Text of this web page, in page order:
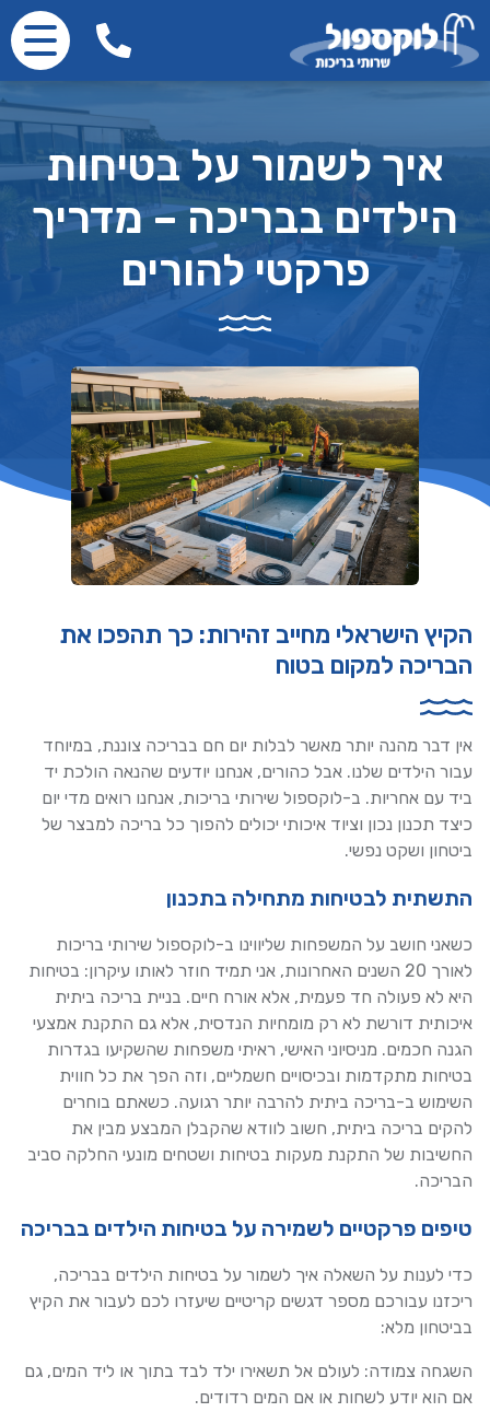
איך לשמור על בטיחות
הילדים בבריכה – מדריך
פרקטי להורים
הקיץ הישראלי מחייב זהירות: כך תהפכו את
הבריכה למקום בטוח
אין דבר מהנה יותר מאשר לבלות יום חם בבריכה צוננת, במיוחד
עבור הילדים שלנו. אבל כהורים, אנחנו יודעים שהנאה הולכת יד
ביד עם אחריות. ב-לוקספול שירותי בריכות, אנחנו רואים מדי יום
כיצד תכנון נכון וציוד איכותי יכולים להפוך כל בריכה למבצר של
ביטחון ושקט נפשי.
התשתית לבטיחות מתחילה בתכנון
כשאני חושב על המשפחות שליווינו ב-לוקספול שירותי בריכות
לאורך 20 השנים האחרונות, אני תמיד חוזר לאותו עיקרון: בטיחות
היא לא פעולה חד פעמית, אלא אורח חיים. בניית בריכה ביתית
איכותית דורשת לא רק מומחיות הנדסית, אלא גם התקנת אמצעי
הגנה חכמים. מניסיוני האישי, ראיתי משפחות שהשקיעו בגדרות
בטיחות מתקדמות ובכיסויים חשמליים, וזה הפך את כל חווית
השימוש ב-בריכה ביתית להרבה יותר רגועה. כשאתם בוחרים
להקים בריכה ביתית, חשוב לוודא שהקבלן המבצע מבין את
החשיבות של התקנת מעקות בטיחות ושטחים מונעי החלקה סביב
הבריכה.
טיפים פרקטיים לשמירה על בטיחות הילדים בבריכה
כדי לענות על השאלה איך לשמור על בטיחות הילדים בבריכה,
ריכזנו עבורכם מספר דגשים קריטיים שיעזרו לכם לעבור את הקיץ
בביטחון מלא:
השגחה צמודה: לעולם אל תשאירו ילד לבד בתוך או ליד המים, גם
אם הוא יודע לשחות או אם המים רדודים.